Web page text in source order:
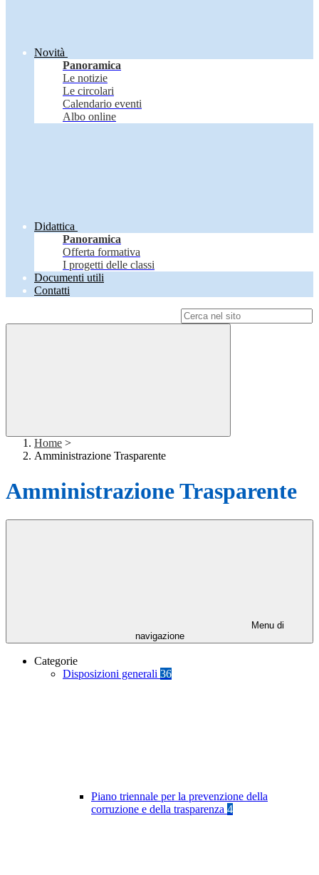
Novità
Panoramica
Le notizie
Le circolari
Calendario eventi
Albo online
Didattica
Panoramica
Offerta formativa
I progetti delle classi
Documenti utili
Contatti
Home >
Amministrazione Trasparente
Amministrazione Trasparente
Menu di
navigazione
Categorie
Disposizioni generali 36
Piano triennale per la prevenzione della
corruzione e della trasparenza 4